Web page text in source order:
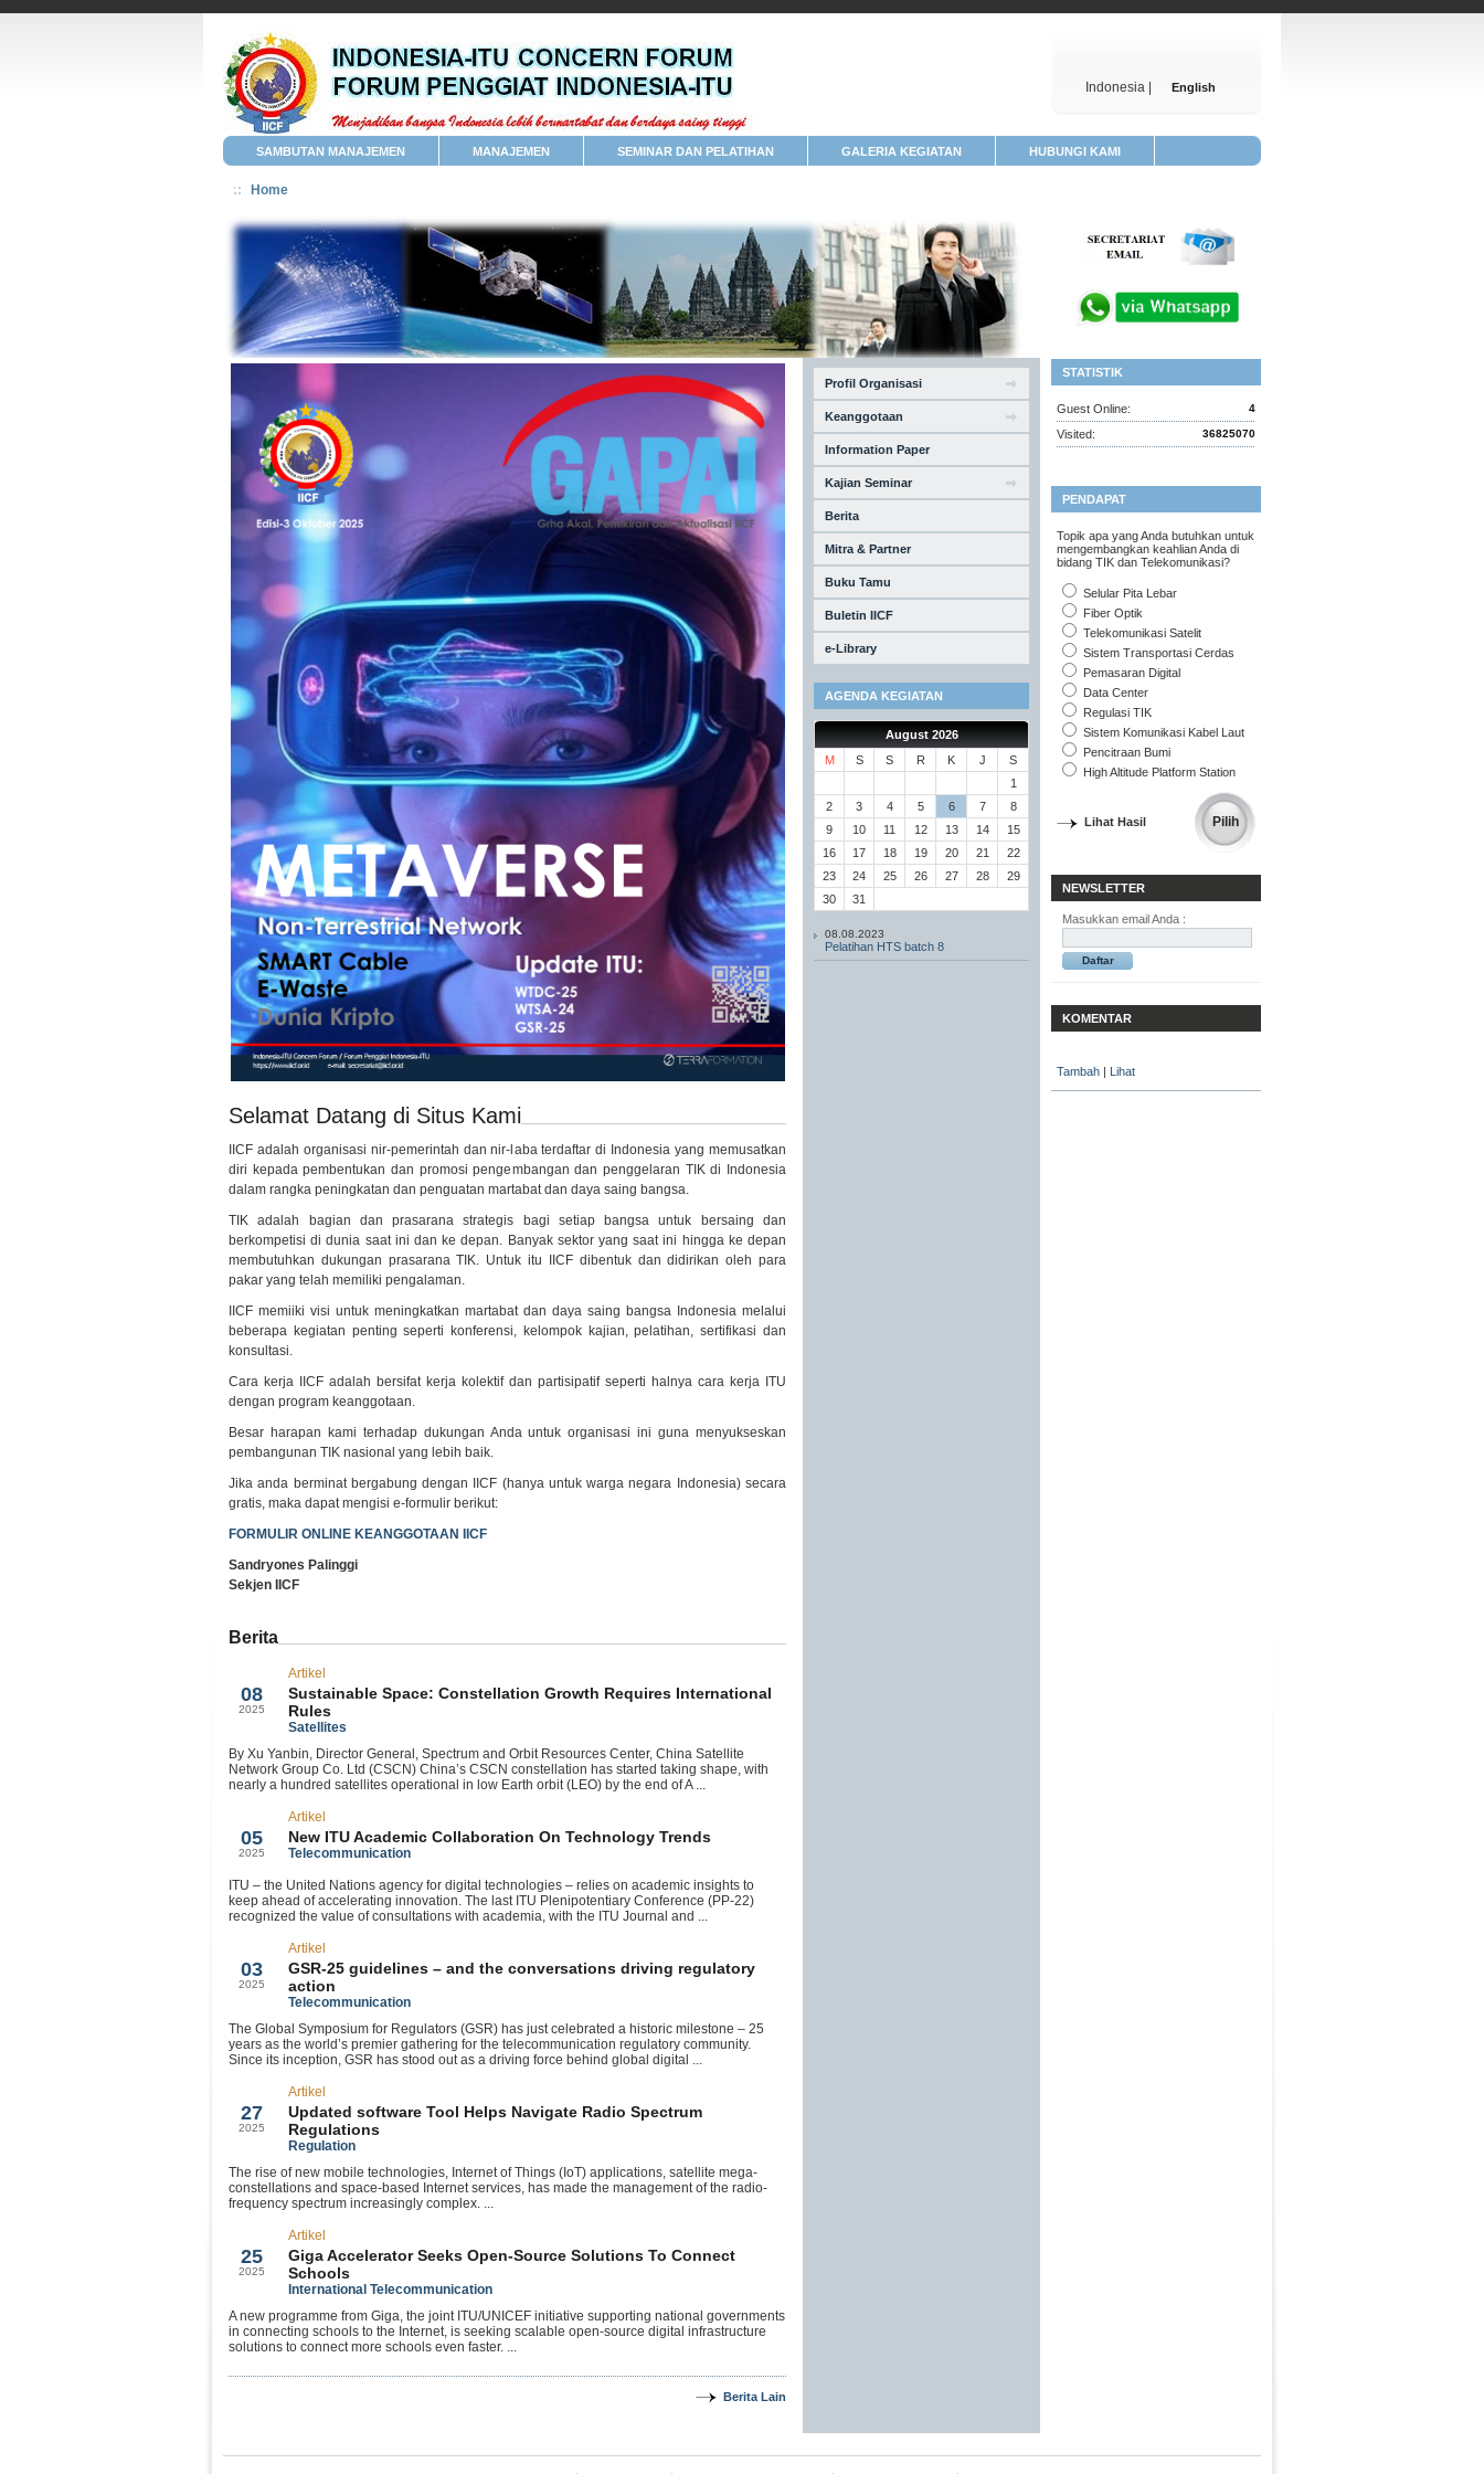
Indonesia | English
SAMBUTAN MANAJEMEN MANAJEMEN SEMINAR DAN PELATIHAN GALERIA KEGIATAN HUBUNGI KAMI
Home
Selamat Datang di Situs Kami
IICF adalah organisasi nir-pemerintah dan nir-laba terdaftar di Indonesia yang memusatkan
diri kepada pembentukan dan promosi pengembangan dan penggelaran TIK di Indonesia
dalam rangka peningkatan dan penguatan martabat dan daya saing bangsa.
TIK adalah bagian dan prasarana strategis bagi setiap bangsa untuk bersaing dan
berkompetisi di dunia saat ini dan ke depan. Banyak sektor yang saat ini hingga ke depan
membutuhkan dukungan prasarana TIK. Untuk itu IICF dibentuk dan didirikan oleh para
pakar yang telah memiliki pengalaman.
IICF memiiki visi untuk meningkatkan martabat dan daya saing bangsa Indonesia melalui
beberapa kegiatan penting seperti konferensi, kelompok kajian, pelatihan, sertifikasi dan
konsultasi.
Cara kerja IICF adalah bersifat kerja kolektif dan partisipatif seperti halnya cara kerja ITU
dengan program keanggotaan.
Besar harapan kami terhadap dukungan Anda untuk organisasi ini guna menyukseskan
pembangunan TIK nasional yang lebih baik.
Jika anda berminat bergabung dengan IICF (hanya untuk warga negara Indonesia) secara
gratis, maka dapat mengisi e-formulir berikut:
FORMULIR ONLINE KEANGGOTAAN IICF
Sandryones Palinggi
Sekjen IICF
Berita
08
2025
Artikel
Sustainable Space: Constellation Growth Requires International
Rules
Satellites
By Xu Yanbin, Director General, Spectrum and Orbit Resources Center, China Satellite
Network Group Co. Ltd (CSCN) China’s CSCN constellation has started taking shape, with
nearly a hundred satellites operational in low Earth orbit (LEO) by the end of A ...
05
2025
Artikel
New ITU Academic Collaboration On Technology Trends
Telecommunication
ITU – the United Nations agency for digital technologies – relies on academic insights to
keep ahead of accelerating innovation. The last ITU Plenipotentiary Conference (PP-22)
recognized the value of consultations with academia, with the ITU Journal and ...
03
2025
Artikel
GSR-25 guidelines – and the conversations driving regulatory
action
Telecommunication
The Global Symposium for Regulators (GSR) has just celebrated a historic milestone – 25
years as the world’s premier gathering for the telecommunication regulatory community.
Since its inception, GSR has stood out as a driving force behind global digital ...
27
2025
Artikel
Updated software Tool Helps Navigate Radio Spectrum
Regulations
Regulation
The rise of new mobile technologies, Internet of Things (IoT) applications, satellite mega-
constellations and space-based Internet services, has made the management of the radio-
frequency spectrum increasingly complex. ...
25
2025
Artikel
Giga Accelerator Seeks Open-Source Solutions To Connect
Schools
International Telecommunication
A new programme from Giga, the joint ITU/UNICEF initiative supporting national governments
in connecting schools to the Internet, is seeking scalable open-source digital infrastructure
solutions to connect more schools even faster. ...
Berita Lain
Profil Organisasi
Keanggotaan
Information Paper
Kajian Seminar
Berita
Mitra & Partner
Buku Tamu
Buletin IICF
e-Library
AGENDA KEGIATAN
August 2026
M
S S R K J
S
1
2
3 4 5 6 7
8
9
10 11 12 13 14
15
16
17 18 19 20 21
22
23
24 25 26 27 28
29
30
31
08.08.2023
Pelatihan HTS batch 8
STATISTIK
Guest Online: 4
Visited: 36825070
PENDAPAT
Topik apa yang Anda butuhkan untuk
mengembangkan keahlian Anda di
bidang TIK dan Telekomunikasi?
Selular Pita Lebar
Fiber Optik
Telekomunikasi Satelit
Sistem Transportasi Cerdas
Pemasaran Digital
Data Center
Regulasi TIK
Sistem Komunikasi Kabel Laut
Pencitraan Bumi
High Altitude Platform Station
Lihat Hasil
NEWSLETTER
Masukkan email Anda :
KOMENTAR
Tambah | Lihat